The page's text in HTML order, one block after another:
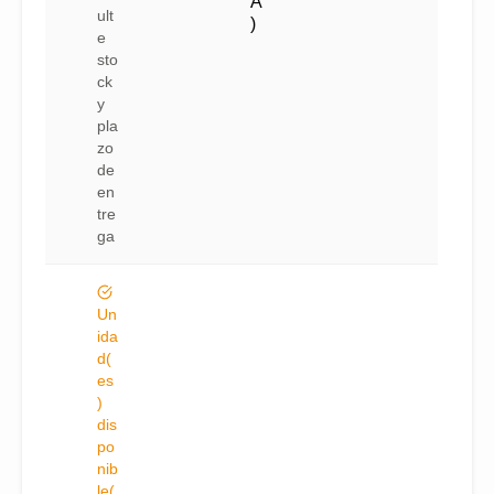
ult
e
sto
ck
y
pla
zo
de
en
tre
ga
)
Un
ida
d(
es
)
dis
po
nib
le(